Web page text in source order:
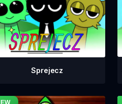
Sprejecz